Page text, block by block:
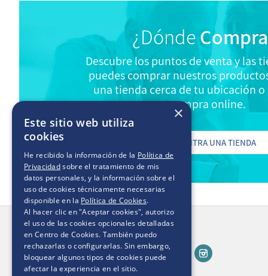
¿Dónde
Descubre los puntos de venta y las
puedes comprar nuestros
una tienda cerca de tu ubicación
compra online.
ENCUENTRA UNA TIENDA
Contacto: 800 375 000
×
Este sitio web utiliza
cookies
He recibido la información de la Política de
Privacidadsobre el tratamiento de mis
datos personales, y la información sobre el
uso de cookies técnicamente necesarias
disponible en la Política de Cookies.
Al hacer clic en "Aceptar cookies", autorizo
el uso de las cookies opcionales detalladas
en Centro de Cookies. También puedo
rechazarlas o configurarlas. Sin embargo,
bloquear algunos tipos de cookies puede
afectar la experiencia en el sitio.